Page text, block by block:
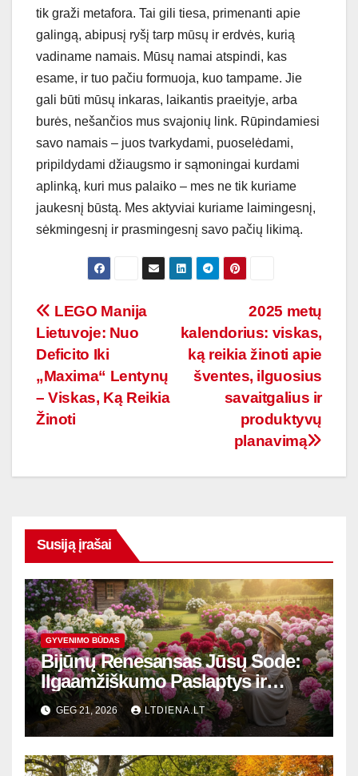
tik graži metafora. Tai gili tiesa, primenanti apie
galingą, abipusį ryšį tarp mūsų ir erdvės, kurią
vadiname namais. Mūsų namai atspindi, kas
esame, ir tuo pačiu formuoja, kuo tampame. Jie
gali būti mūsų inkaras, laikantis praeityje, arba
burės, nešančios mus svajonių link. Rūpindamiesi
savo namais – juos tvarkydami, puoselėdami,
pripildydami džiaugsmo ir sąmoningai kurdami
aplinką, kuri mus palaiko – mes ne tik kuriame
jaukesnį būstą. Mes aktyviai kuriame laimingesnį,
sėkmingesnį ir prasmingesnį savo pačių likimą.
Navigacija
tarp
įrašų
2025 metų
kalendorius: viskas,
ką reikia žinoti apie
šventes, ilguosius
savaitgalius ir
produktyvų
planavimą
LEGO Manija
Lietuvoje: Nuo
Deficito Iki
„Maxima“ Lentynų
– Viskas, Ką Reikia
Žinoti
Susiją įrašai
GYVENIMO BŪDAS
Bijūnų Renesansas Jūsų Sode:
Ilgaamžiškumo Paslaptys ir
Žydėjimo Magija
GEG 21, 2026 LTDIENA.LT